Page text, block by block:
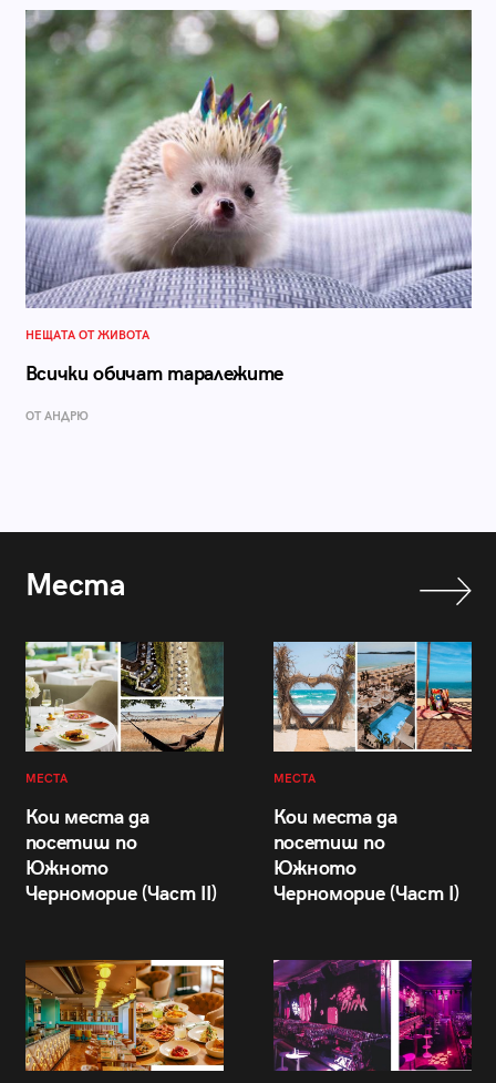
НЕЩАТА ОТ ЖИВОТА
Всички обичат таралежите
ОТ АНДРЮ
Места
МЕСТА
Кои места да
посетиш по
Южното
Черноморие (Част II)
МЕСТА
Кои места да
посетиш по
Южното
Черноморие (Част I)